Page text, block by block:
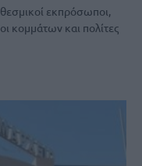
εκπρόσωποι,
κομμάτων και πολίτες